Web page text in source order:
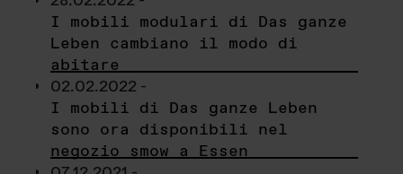
I mobili modulari di Das ganze
Leben cambiano il modo di
abitare
02.02.2022 -
I mobili di Das ganze Leben
sono ora disponibili nel
negozio smow a Essen